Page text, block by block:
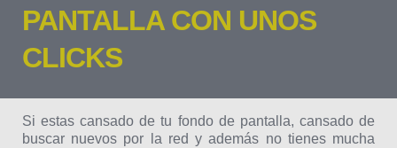
PANTALLA CON UNOS
CLICKS
Si estas cansado de tu fondo de pantalla, cansado de
buscar nuevos por la red y además no tienes mucha